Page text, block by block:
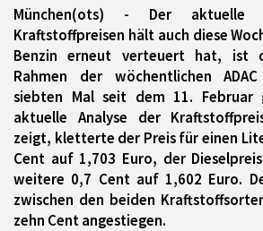
München(ots) - Der
Kraftstoffpreisen hält auch diese
Benzin erneut verteuert hat, ist
Rahmen der wöchentlichen
siebten Mal seit dem 11. Februar
aktuelle Analyse der
zeigt, kletterte der Preis für einen
Cent auf 1,703 Euro, der
weitere 0,7 Cent auf 1,602 Euro.
zwischen den beiden
zehn Cent angestiegen.